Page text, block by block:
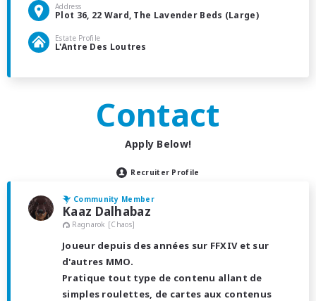
Address
Plot 36, 22 Ward, The Lavender Beds (Large)
Estate Profile
L'Antre Des Loutres
Contact
Apply Below!
Recruiter Profile
Community Member
Kaaz Dalhabaz
Ragnarok [Chaos]
Joueur depuis des années sur FFXIV et sur
d'autres MMO.
Pratique tout type de contenu allant de
simples roulettes, de cartes aux contenus